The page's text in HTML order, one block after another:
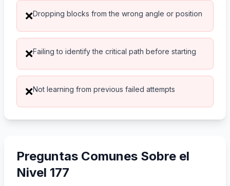
❌Dropping blocks from the wrong angle or position
❌Failing to identify the critical path before starting
❌Not learning from previous failed attempts
Preguntas Comunes Sobre el
Nivel 177